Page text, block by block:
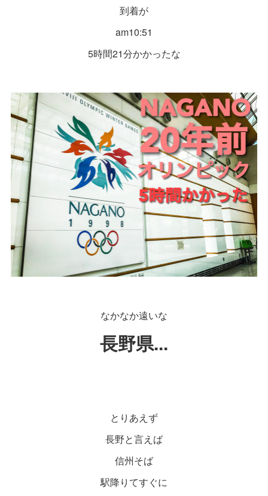
到着が
am10:51
5時間21分かかったな
なかなか遠いな
長野県...
とりあえず
長野と言えば
信州そば
駅降りてすぐに